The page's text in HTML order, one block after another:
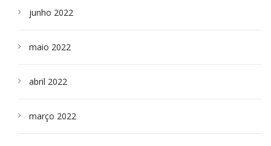
junho 2022
maio 2022
abril 2022
março 2022